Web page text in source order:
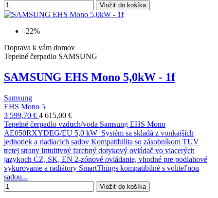
Vložiť do košíka
-22%
Doprava k vám domov
Tepelné čerpadlo SAMSUNG
SAMSUNG EHS Mono 5,0kW - 1f
Samsung
EHS Mono 5
3 599,70 € 4 615,00 €
Tepelné čerpadlo vzduch/voda Samsung EHS Mono
AE050RXYDEG/EU 5,0 kW Systém sa skladá z vonkajších
jednotiek a riadiacich sadov Kompatibilita so zásobníkom TUV
tretej strany Intuitivný farebný dotykový ovládač vo viacerých
jazykoch CZ, SK, EN 2-zónové ovládanie, vhodné pre podlahové
vykurovanie a radiátory SmartThings kompatibilné s voliteľnou
sadou...
Vložiť do košíka